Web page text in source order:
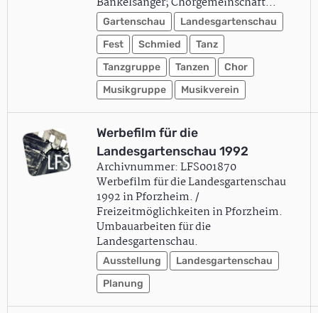
Gartenschau
Landesgartenschau
Fest
Schmied
Tanz
Tanzgruppe
Tanzen
Chor
Musikgruppe
Musikverein
Werbefilm für die
Landesgartenschau 1992
Archivnummer: LFS001870
Werbefilm für die Landesgartenschau
1992 in Pforzheim. /
Freizeitmöglichkeiten in Pforzheim.
Umbauarbeiten für die
Landesgartenschau.
Ausstellung
Landesgartenschau
Planung